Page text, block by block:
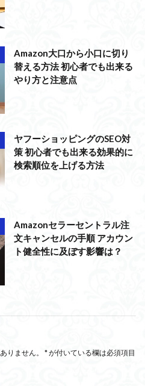
Amazon大口から小口に切り
替える方法 初心者でも出来る
やり方と注意点
ヤフーショッピングのSEO対
策 初心者でも出来る効果的に
検索順位を上げる方法
Amazonセラーセントラル注
文キャンセルの手順 アカウン
ト健全性に及ぼす影響は？
りません。 *が付いている欄は必須項目